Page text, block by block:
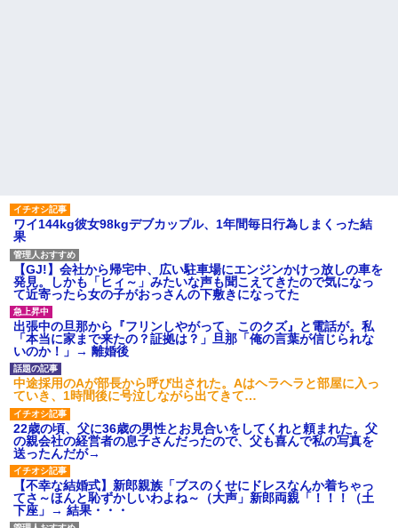
ワイ144kg彼女98kgデブカップル、1年間毎日行為しまくった結
果
【GJ!】会社から帰宅中、広い駐車場にエンジンかけっ放しの車を
発見。しかも「ヒィ～」みたいな声も聞こえてきたので気になっ
て近寄ったら女の子がおっさんの下敷きになってた
出張中の旦那から『フリンしやがって、このクズ』と電話が。私
「本当に家まで来たの？証拠は？」旦那「俺の言葉が信じられな
いのか！」→ 離婚後
中途採用のAが部長から呼び出された。Aはヘラヘラと部屋に入っ
ていき、1時間後に号泣しながら出てきて…
22歳の頃、父に36歳の男性とお見合いをしてくれと頼まれた。父
の親会社の経営者の息子さんだったので、父も喜んで私の写真を
送ったんだが→
【不幸な結婚式】新郎親族「ブスのくせにドレスなんか着ちゃっ
てさ～ほんと恥ずかしいわよね～（大声」新郎両親「！！！（土
下座」→ 結果・・・